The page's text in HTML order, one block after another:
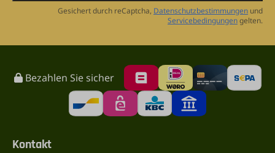
Gesichert durch reCaptcha, Datenschutzbestimmungen und
Servicebedingungengelten.
Bezahlen Sie sicher
Kontakt